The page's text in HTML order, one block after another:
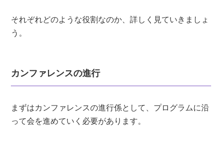
それぞれどのような役割なのか、詳しく見ていきましょ
う。
カンファレンスの進行
まずはカンファレンスの進行係として、プログラムに沿
って会を進めていく必要があります。